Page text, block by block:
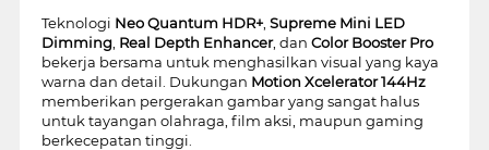
Teknologi Neo Quantum HDR+, Supreme Mini LED
Dimming, Real Depth Enhancer, dan Color Booster Pro
bekerja bersama untuk menghasilkan visual yang kaya
warna dan detail. Dukungan Motion Xcelerator 144Hz
memberikan pergerakan gambar yang sangat halus
untuk tayangan olahraga, film aksi, maupun gaming
berkecepatan tinggi.